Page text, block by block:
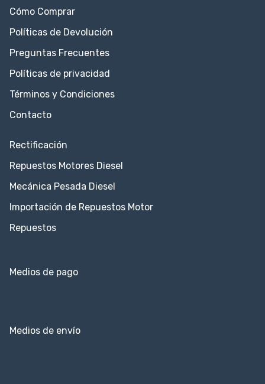
Cómo Comprar
Políticas de Devolución
Preguntas Frecuentes
Políticas de privacidad
Términos y Condiciones
Contacto
Rectificación
Repuestos Motores Diesel
Mecánica Pesada Diesel
Importación de Repuestos Motor
Repuestos
Medios de pago
Medios de envío